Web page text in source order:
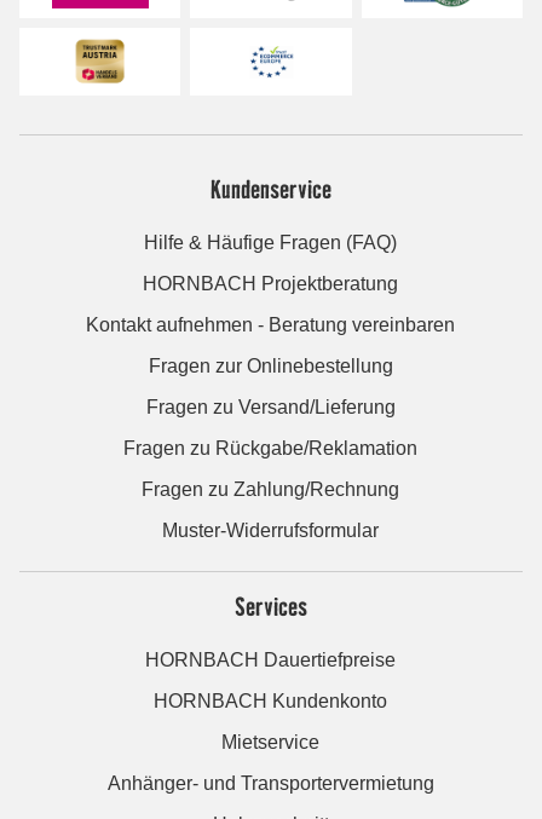
Kundenservice
Hilfe & Häufige Fragen (FAQ)
HORNBACH Projektberatung
Kontakt aufnehmen - Beratung vereinbaren
Fragen zur Onlinebestellung
Fragen zu Versand/Lieferung
Fragen zu Rückgabe/Reklamation
Fragen zu Zahlung/Rechnung
Muster-Widerrufsformular
Services
HORNBACH Dauertiefpreise
HORNBACH Kundenkonto
Mietservice
Anhänger- und Transportervermietung